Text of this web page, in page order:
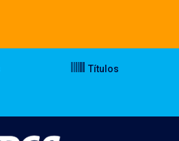
Títulos